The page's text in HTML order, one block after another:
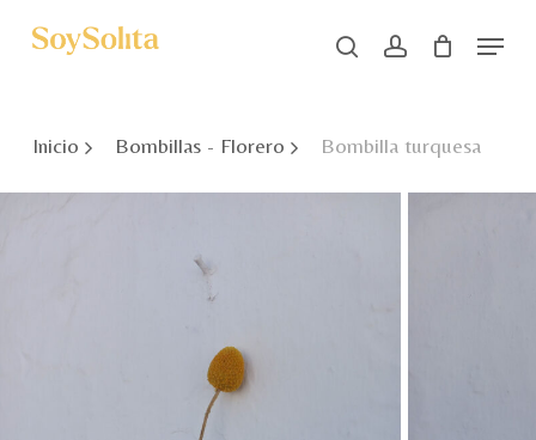
search account
Menu
Inicio Bombillas - Florero Bombilla turquesa